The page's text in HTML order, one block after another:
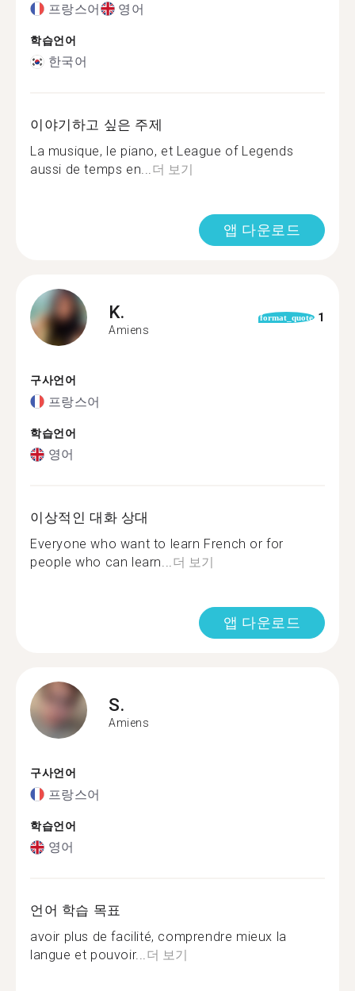
프랑스어 영어
학습언어
한국어
이야기하고 싶은 주제
La musique, le piano, et League of Legends
aussi de temps en...더 보기
앱 다운로드
K.
Amiens
format_quote 1
구사언어
프랑스어
학습언어
영어
이상적인 대화 상대
Everyone who want to learn French or for
people who can learn...더 보기
앱 다운로드
S.
Amiens
구사언어
프랑스어
학습언어
영어
언어 학습 목표
avoir plus de facilité, comprendre mieux la
langue et pouvoir...더 보기